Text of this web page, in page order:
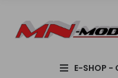
E-SHOP -